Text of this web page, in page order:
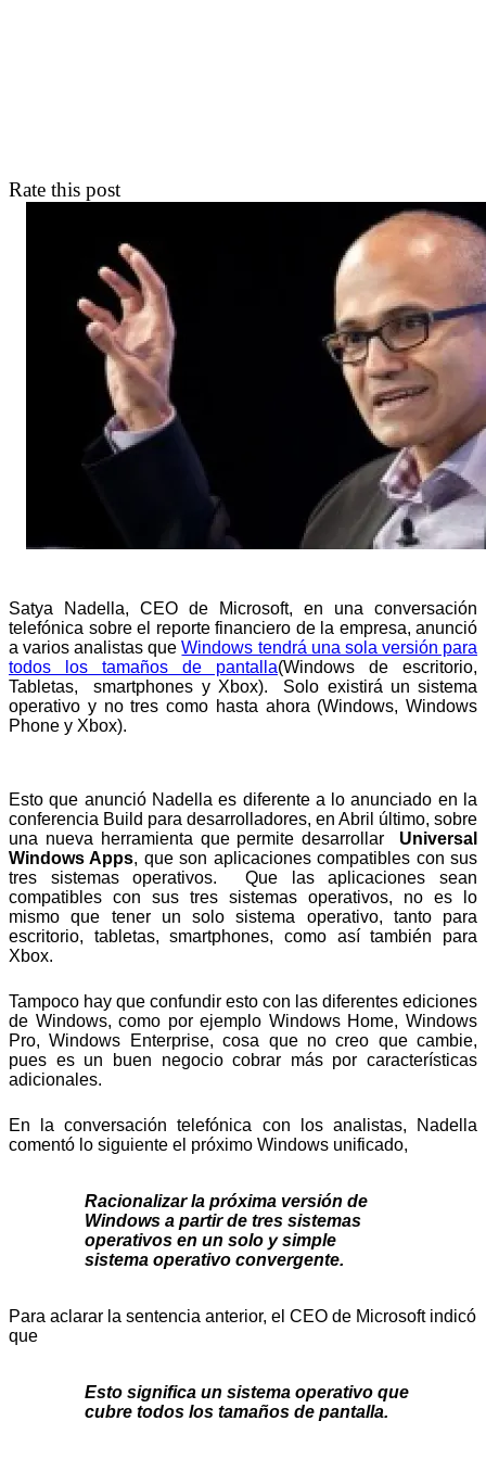
Rate this post
Satya Nadella, CEO de Microsoft, en una conversación
telefónica sobre el reporte financiero de la empresa, anunció
a varios analistas queWindows tendrá una sola versión para
todos los tamaños de pantalla(Windows de escritorio,
Tabletas, smartphones y Xbox). Solo existirá un sistema
operativo y no tres como hasta ahora (Windows, Windows
Phone y Xbox).
Esto que anunció Nadella es diferente a lo anunciado en la
conferencia Build para desarrolladores, en Abril último, sobre
una nueva herramienta que permite desarrollar Universal
Windows Apps, que son aplicaciones compatibles con sus
tres sistemas operativos. Que las aplicaciones sean
compatibles con sus tres sistemas operativos, no es lo
mismo que tener un solo sistema operativo, tanto para
escritorio, tabletas, smartphones, como así también para
Xbox.
Tampoco hay que confundir esto con las diferentes ediciones
de Windows, como por ejemplo Windows Home, Windows
Pro, Windows Enterprise, cosa que no creo que cambie,
pues es un buen negocio cobrar más por características
adicionales.
En la conversación telefónica con los analistas, Nadella
comentó lo siguiente el próximo Windows unificado,
Racionalizarla próxima versión de
Windows a partir de tres sistemas
operativos en un solo y simple
sistema operativo convergente.
Para aclarar la sentencia anterior, el CEO de Microsoft indicó
que
Esto significa un sistema operativo que
cubre todos los tamaños de pantalla.